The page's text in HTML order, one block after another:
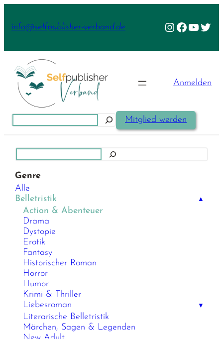
Inhalt
info@selfpublisher-verband.de Instagram
Facebook
Anmelden
Mitglied werden
Genre
Alle
Belletristik
▲
Action & Abenteuer
Drama
Dystopie
Erotik
Fantasy
Historischer Roman
Horror
Humor
Krimi & Thriller
Liebesroman
▼
Literarische Belletristik
Märchen, Sagen & Legenden